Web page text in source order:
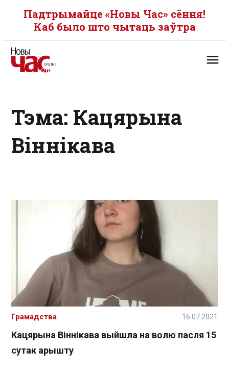
Падтрымайце «Новы Час» сёння!
Каб было што чытаць заўтра
Тэма: Кацярына
Віннікава
Кацярына Віннікава выйшла на волю пасля 15
сутак арышту
Грамадства 16.07.2021